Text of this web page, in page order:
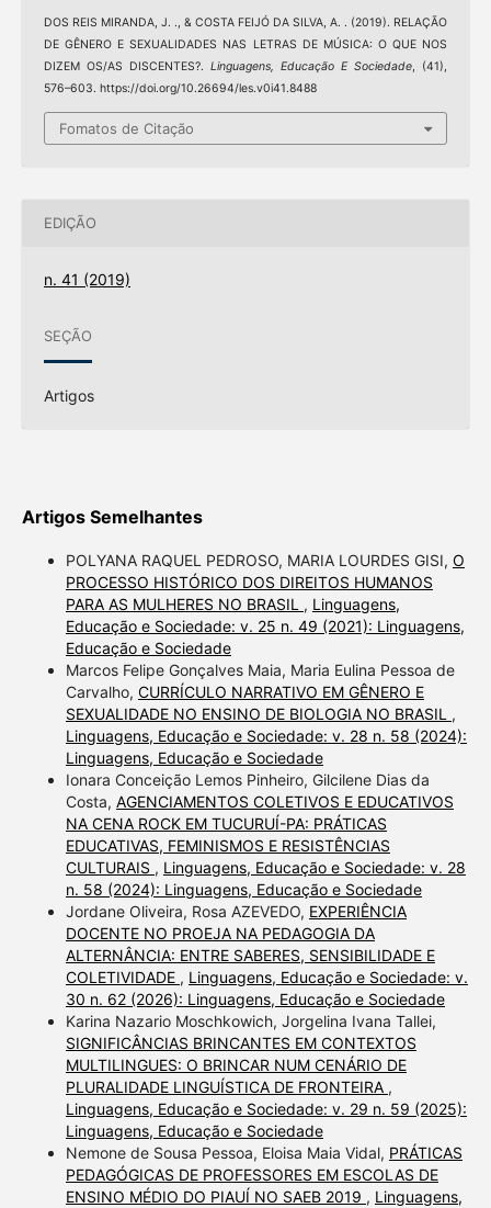
DOS REIS MIRANDA, J. ., & COSTA FEIJÓ DA SILVA, A. . (2019). RELAÇÃO
DE GÊNERO E SEXUALIDADES NAS LETRAS DE MÚSICA: O QUE NOS
DIZEM OS/AS DISCENTES?. Linguagens, Educação E Sociedade, (41),
576–603. https://doi.org/10.26694/les.v0i41.8488
Fomatos de Citação
EDIÇÃO
n. 41 (2019)
SEÇÃO
Artigos
Artigos Semelhantes
POLYANA RAQUEL PEDROSO, MARIA LOURDES GISI, O
PROCESSO HISTÓRICO DOS DIREITOS HUMANOS
PARA AS MULHERES NO BRASIL , Linguagens,
Educação e Sociedade: v. 25 n. 49 (2021): Linguagens,
Educação e Sociedade
Marcos Felipe Gonçalves Maia, Maria Eulina Pessoa de
Carvalho, CURRÍCULO NARRATIVO EM GÊNERO E
SEXUALIDADE NO ENSINO DE BIOLOGIA NO BRASIL ,
Linguagens, Educação e Sociedade: v. 28 n. 58 (2024):
Linguagens, Educação e Sociedade
Ionara Conceição Lemos Pinheiro, Gilcilene Dias da
Costa, AGENCIAMENTOS COLETIVOS E EDUCATIVOS
NA CENA ROCK EM TUCURUÍ-PA: PRÁTICAS
EDUCATIVAS, FEMINISMOS E RESISTÊNCIAS
CULTURAIS , Linguagens, Educação e Sociedade: v. 28
n. 58 (2024): Linguagens, Educação e Sociedade
Jordane Oliveira, Rosa AZEVEDO, EXPERIÊNCIA
DOCENTE NO PROEJA NA PEDAGOGIA DA
ALTERNÂNCIA: ENTRE SABERES, SENSIBILIDADE E
COLETIVIDADE , Linguagens, Educação e Sociedade: v.
30 n. 62 (2026): Linguagens, Educação e Sociedade
Karina Nazario Moschkowich, Jorgelina Ivana Tallei,
SIGNIFICÂNCIAS BRINCANTES EM CONTEXTOS
MULTILINGUES: O BRINCAR NUM CENÁRIO DE
PLURALIDADE LINGUÍSTICA DE FRONTEIRA ,
Linguagens, Educação e Sociedade: v. 29 n. 59 (2025):
Linguagens, Educação e Sociedade
Nemone de Sousa Pessoa, Eloisa Maia Vidal, PRÁTICAS
PEDAGÓGICAS DE PROFESSORES EM ESCOLAS DE
ENSINO MÉDIO DO PIAUÍ NO SAEB 2019 , Linguagens,